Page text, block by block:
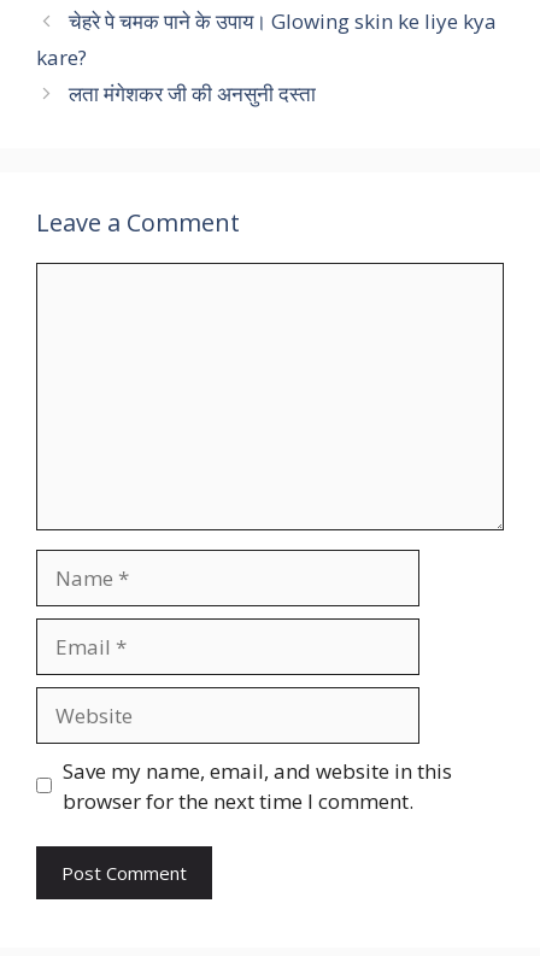
चेहरे पे चमक पाने के उपाय। Glowing skin ke liye kya
kare?
लता मंगेशकर जी की अनसुनी दस्ता
Leave a Comment
Save my name, email, and website in this
browser for the next time I comment.